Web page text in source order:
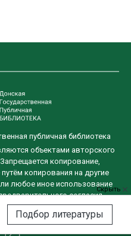
Скрыть
Подбор литературы
публичная библиотека
объектами авторского
копирование,
копирования на другие
любое иное использование
согласия